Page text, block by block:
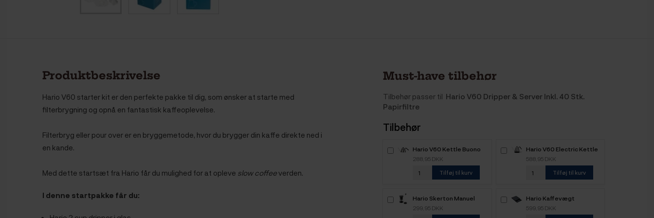
Produktbeskrivelse
Hario V60 starter kit er den perfekte pakke til dig, som ønsker at starte med
filterbrygning og opnå en fantastisk kaffeoplevelse.
Filterbryg eller pour over er en bryggemetode, hvor du brygger din kaffe direkte ned i
en kande.
Med dette startsæt fra Hario får du mulighed for at opleve slow coffeeverden.
I denne startpakke får du:
Must-have tilbehør
Tilbehør passer til Hario V60 Dripper & Server Inkl. 40 Stk.
Papirfiltre
Tilbehør
Hario V60 Kettle Buono
100 1 L Stål
288,95 DKK
Tilføj til kurv
Hario V60 Electric Kettle
Buono 80 0,8 L Stål
588,95 DKK
Tilføj til kurv
Hario Skerton Manuel
Kaffemølle Plus Sort
299,95 DKK
Hario Kaffevægt
599,95 DKK